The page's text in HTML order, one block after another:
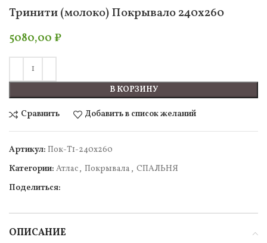
Тринити (молоко) Покрывало 240х260
5080,00 ₽
В КОРЗИНУ
Сравнить Добавить в список желаний
Артикул: Пок-Т1-240х260
Категории: Атлас, Покрывала , СПАЛЬНЯ
Поделиться:
ОПИСАНИЕ